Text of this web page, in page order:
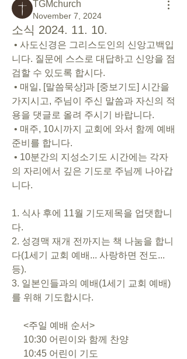
TGMchurch
November 7, 2024
소식 2024. 11. 10.
• 사도신경은 그리스도인의 신앙고백입
니다. 질문에 스스로 대답하고 신앙을 점
검할 수 있도록 합시다.
• 매일, [말씀묵상]과 [중보기도] 시간을
가지시고, 주님이 주신 말씀과 자신의 적
용을 댓글로 올려 주시기 바랍니다.
• 매주, 10시까지 교회에 와서 함께 예배
준비를 합니다.
• 10분간의 지성소기도 시간에는 각자
의 자리에서 깊은 기도로 주님께 나아갑
니다.
1. 식사 후에 11월 기도제목을 업댓합니
다.
2. 성경맥 재개 전까지는 책 나눔을 합니
다(1세기 교회 예배... 사랑하면 전도...
등).
3. 일본인들과의 예배(1세기 교회 예배)
를 위해 기도합시다.
<주일 예배 순서>
10:30 어린이와 함께 찬양
10:45 어린이 기도